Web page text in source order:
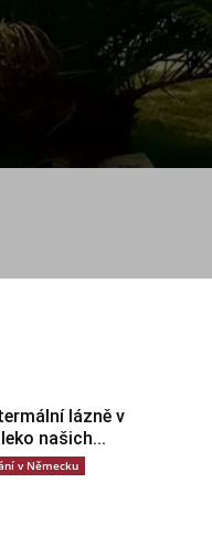
lázně v
našich...
v Německu